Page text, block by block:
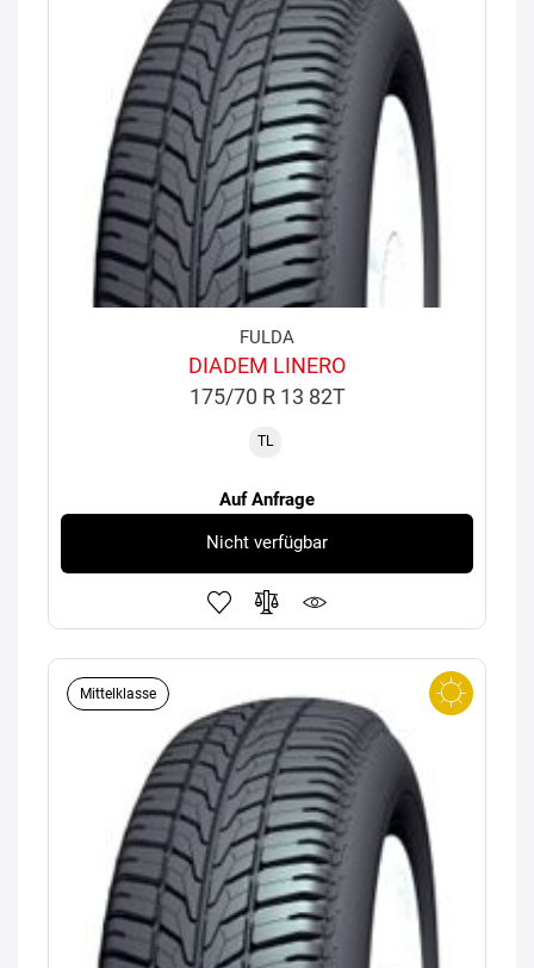
FULDA
DIADEM LINERO
175/70 R 13 82T
TL
Auf Anfrage
Nicht verfügbar
Mittelklasse